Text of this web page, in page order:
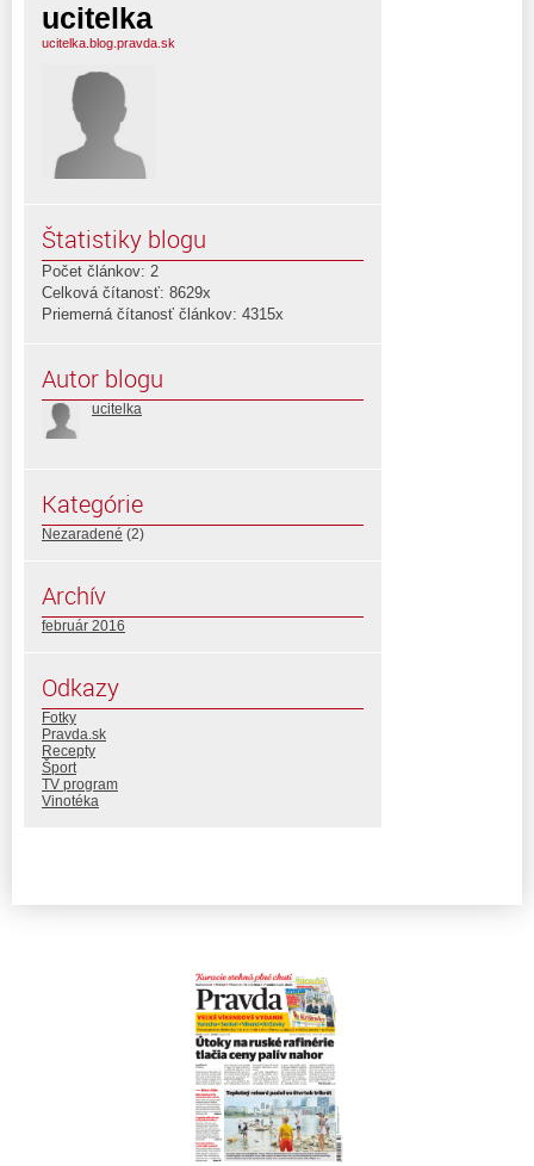
ucitelka
ucitelka.blog.pravda.sk
Štatistiky blogu
Počet článkov: 2
Celková čítanosť: 8629x
Priemerná čítanosť článkov: 4315x
Autor blogu
ucitelka
Kategórie
Nezaradené (2)
Archív
február 2016
Odkazy
Fotky
Pravda.sk
Recepty
Šport
TV program
Vinotéka